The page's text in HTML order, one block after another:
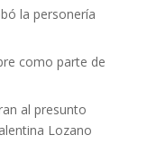
la personería
como parte de
al presunto
Lozano